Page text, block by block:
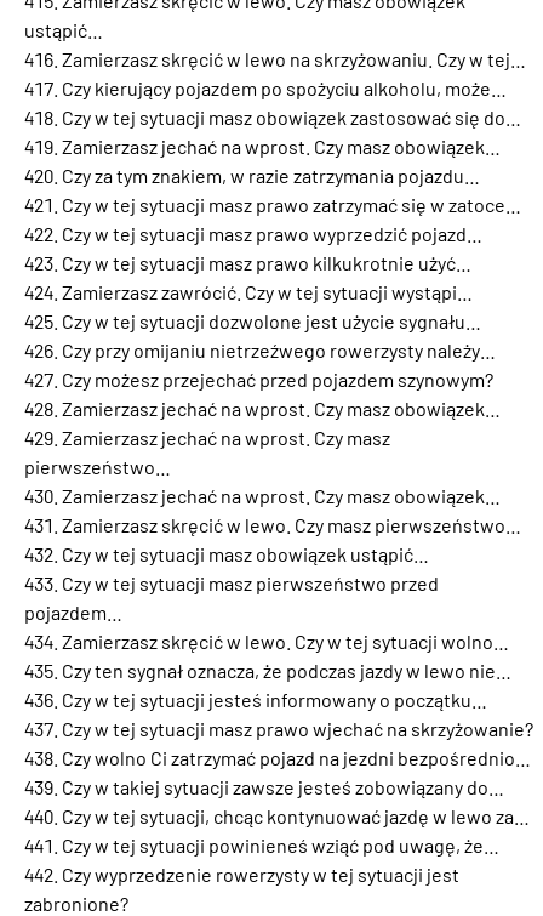
ustąpić…
Zamierzasz skręcić w lewo na skrzyżowaniu. Czy w tej…
Czy kierujący pojazdem po spożyciu alkoholu, może…
Czy w tej sytuacji masz obowiązek zastosować się do…
Zamierzasz jechać na wprost. Czy masz obowiązek…
Czy za tym znakiem, w razie zatrzymania pojazdu…
Czy w tej sytuacji masz prawo zatrzymać się w zatoce…
Czy w tej sytuacji masz prawo wyprzedzić pojazd…
Czy w tej sytuacji masz prawo kilkukrotnie użyć…
Zamierzasz zawrócić. Czy w tej sytuacji wystąpi…
Czy w tej sytuacji dozwolone jest użycie sygnału…
Czy przy omijaniu nietrzeźwego rowerzysty należy…
Czy możesz przejechać przed pojazdem szynowym?
Zamierzasz jechać na wprost. Czy masz obowiązek…
Zamierzasz jechać na wprost. Czy masz
pierwszeństwo…
Zamierzasz jechać na wprost. Czy masz obowiązek…
Zamierzasz skręcić w lewo. Czy masz pierwszeństwo…
Czy w tej sytuacji masz obowiązek ustąpić…
Czy w tej sytuacji masz pierwszeństwo przed
pojazdem…
Zamierzasz skręcić w lewo. Czy w tej sytuacji wolno…
Czy ten sygnał oznacza, że podczas jazdy w lewo nie…
Czy w tej sytuacji jesteś informowany o początku…
Czy w tej sytuacji masz prawo wjechać na skrzyżowanie?
Czy wolno Ci zatrzymać pojazd na jezdni bezpośrednio…
Czy w takiej sytuacji zawsze jesteś zobowiązany do…
Czy w tej sytuacji, chcąc kontynuować jazdę w lewo za…
Czy w tej sytuacji powinieneś wziąć pod uwagę, że…
Czy wyprzedzenie rowerzysty w tej sytuacji jest
zabronione?